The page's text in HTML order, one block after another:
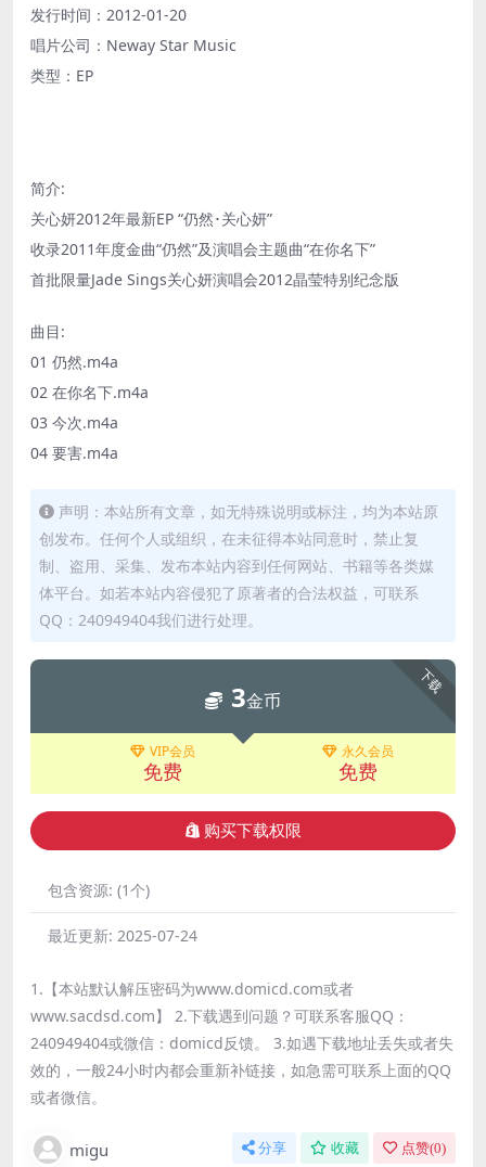
发行时间：2012-01-20
唱片公司：Neway Star Music
类型：EP
简介:
关心妍2012年最新EP “仍然･关心妍”
收录2011年度金曲“仍然”及演唱会主题曲“在你名下”
首批限量Jade Sings关心妍演唱会2012晶莹特别纪念版
曲目:
01 仍然.m4a
02 在你名下.m4a
03 今次.m4a
04 要害.m4a
声明：本站所有文章，如无特殊说明或标注，均为本站原
创发布。任何个人或组织，在未征得本站同意时，禁止复
制、盗用、采集、发布本站内容到任何网站、书籍等各类媒
体平台。如若本站内容侵犯了原著者的合法权益，可联系
QQ：240949404我们进行处理。
下载
3金币
VIP会员
免费
永久会员
免费
购买下载权限
包含资源: (1个)
最近更新: 2025-07-24
1.【本站默认解压密码为www.domicd.com或者
www.sacdsd.com】 2.下载遇到问题？可联系客服QQ：
240949404或微信：domicd反馈。 3.如遇下载地址丢失或者失
效的，一般24小时内都会重新补链接，如急需可联系上面的QQ
或者微信。
migu 分享 收藏 点赞(0)